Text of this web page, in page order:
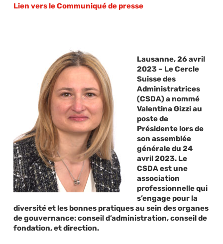
Lien vers le Communiqué de presse
Lausanne, 26 avril
2023 – Le Cercle
Suisse des
Administratrices
(CSDA) a nommé
Valentina Gizzi au
poste de
Présidente lors de
son assemblée
générale du 24
avril 2023. Le
CSDA est une
association
professionnelle qui
s’engage pour la
diversité et les bonnes pratiques au sein des organes
de gouvernance: conseil d’administration, conseil de
fondation, et direction.